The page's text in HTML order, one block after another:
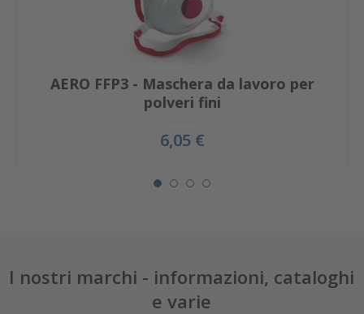
AERO FFP3 - Maschera da lavoro per
polveri fini
6,05 €
I nostri marchi - informazioni, cataloghi
e varie